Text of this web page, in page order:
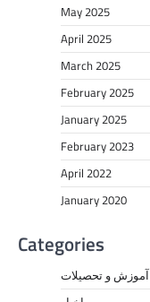
May 2025
April 2025
March 2025
February 2025
January 2025
February 2023
April 2022
January 2020
Categories
آموزش و تحصیلات